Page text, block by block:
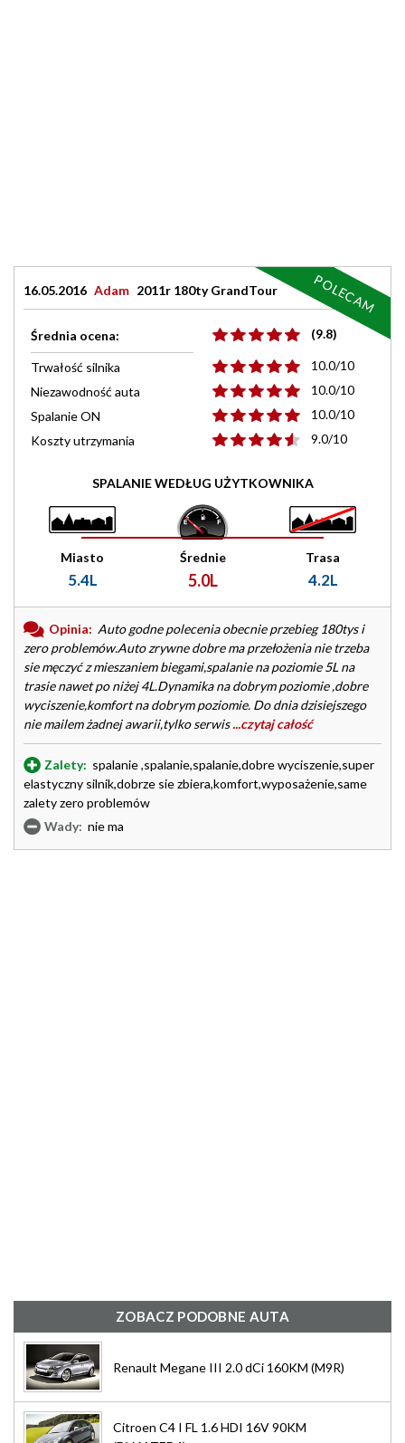
16.05.2016 Adam 2011r 180ty GrandTour
Średnia ocena: (9.8)
Trwałość silnika
10.0/10
Niezawodność auta
10.0/10
Spalanie ON
10.0/10
Koszty utrzymania
9.0/10
SPALANIE WEDŁUG UŻYTKOWNIKA
Miasto
5.4L
Średnie
5.0L
Trasa
4.2L
Opinia: Auto godne polecenia obecnie przebieg 180tys i
zero problemów.Auto zrywne dobre ma przełożenia nie trzeba
sie męczyć z mieszaniem biegami,spalanie na poziomie 5L na
trasie nawet po niżej 4L.Dynamika na dobrym poziomie ,dobre
wyciszenie,komfort na dobrym poziomie. Do dnia dzisiejszego
nie mailem żadnej awarii,tylko serwis...czytaj całość
Zalety: spalanie ,spalanie,spalanie,dobre wyciszenie,super
elastyczny silnik,dobrze sie zbiera,komfort,wyposażenie,same
zalety zero problemów
Wady: nie ma
POLECAM
ZOBACZ PODOBNE AUTA
Renault Megane III 2.0 dCi 160KM (M9R)
Citroen C4 I FL 1.6 HDI 16V 90KM